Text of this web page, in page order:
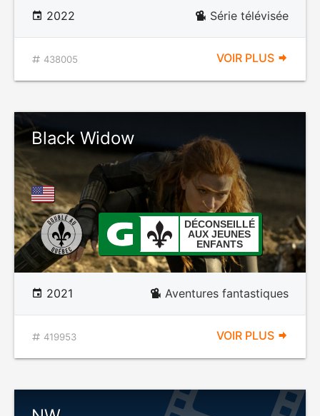
2022 Série télévisée
438005 VOIR PLUS
Black Widow
DÉCONSEILLÉ
AUX JEUNES
ENFANTS
2021 Aventures fantastiques
419953 VOIR PLUS